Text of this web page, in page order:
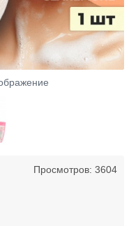
Просмотров: 3604